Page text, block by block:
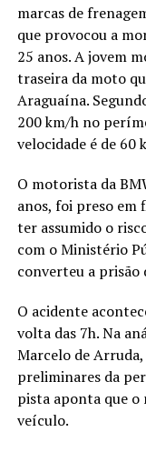
marcas de
que provocou a
25 anos. A jovem
traseira da moto
Araguaína.
200 km/h no
velocidade é de 60
O motorista da
anos, foi preso
ter assumido o
com o Ministério
converteu a prisão
O acidente
volta das 7h. Na
Marcelo de
preliminares da
pista aponta que
veículo.